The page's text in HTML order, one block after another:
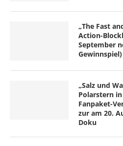
„The Fast
Action-
September
Gewinnspiel)
„Salz und
Polarstern
Fanpaket-
zur am 20.
Doku